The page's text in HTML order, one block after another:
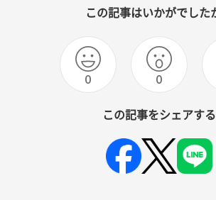
この記事はいかがでした
0 0
この記事をシェアする